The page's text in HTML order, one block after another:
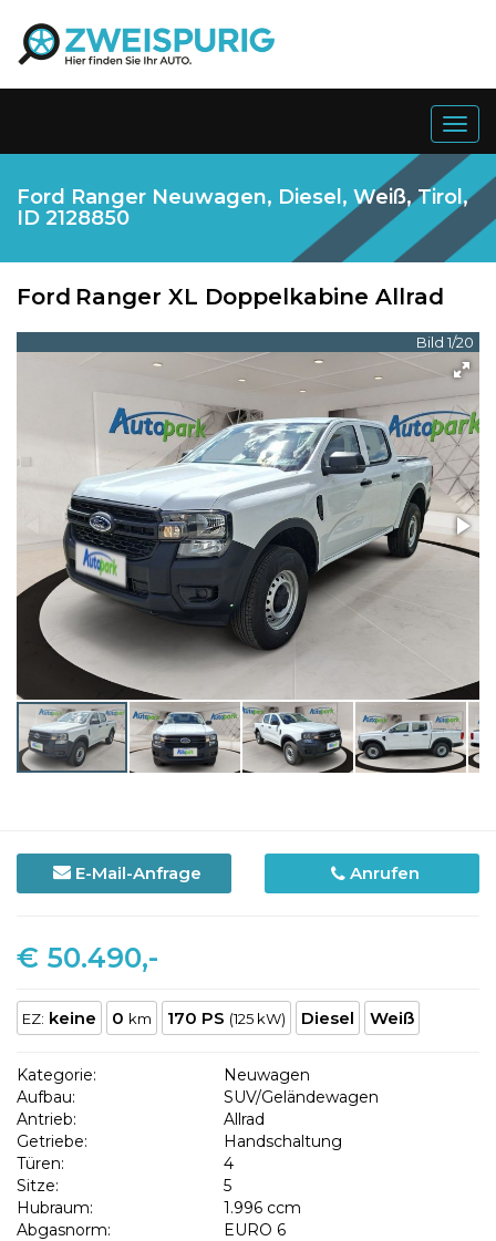
Ford Ranger Neuwagen, Diesel, Weiß, Tirol,
ID 2128850
Ford Ranger XL Doppelkabine Allrad
Bild 1/20
E-Mail-Anfrage Anrufen
€ 50.490,-
EZ: keine 0 km 170 PS (125 kW) Diesel Weiß
Kategorie:
Neuwagen
Aufbau:
SUV/Geländewagen
Antrieb:
Allrad
Getriebe:
Handschaltung
Türen:
4
Sitze:
5
Hubraum:
1.996 ccm
Abgasnorm:
EURO 6